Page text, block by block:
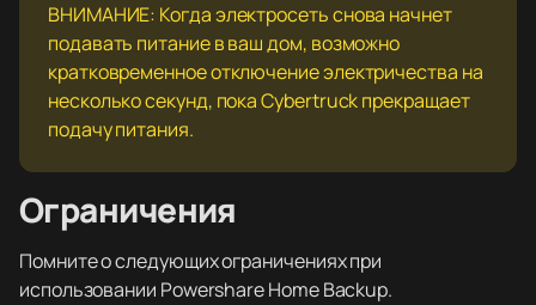
ВНИМАНИЕ: Когда электросеть снова начнет
подавать питание в ваш дом, возможно
кратковременное отключение электричества на
несколько секунд, пока Cybertruck прекращает
подачу питания.
Ограничения
Помните о следующих ограничениях при
использовании Powershare Home Backup.